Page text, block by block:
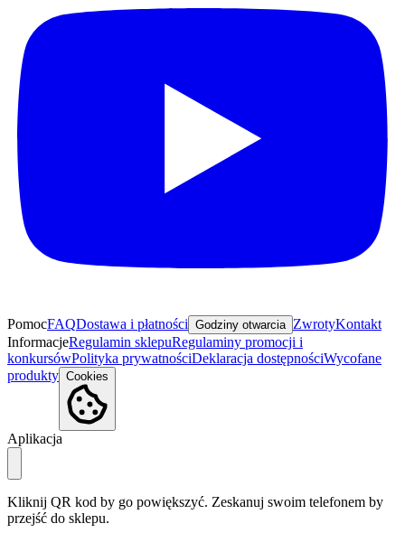
PomocFAQDostawa i płatności Godziny otwarcia ZwrotyKontakt
InformacjeRegulamin sklepuRegulaminy promocji i
konkursówPolityka prywatnościDeklaracja dostępnościWycofane
produkty Cookies
Aplikacja
Kliknij QR kod by go powiększyć. Zeskanuj swoim telefonem by
przejść do sklepu.